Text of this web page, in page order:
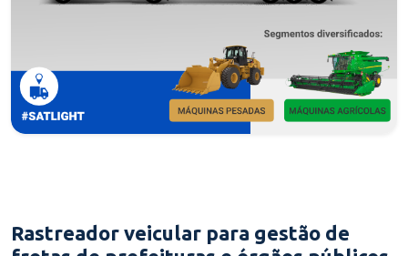
Rastreador veicular para gestão de